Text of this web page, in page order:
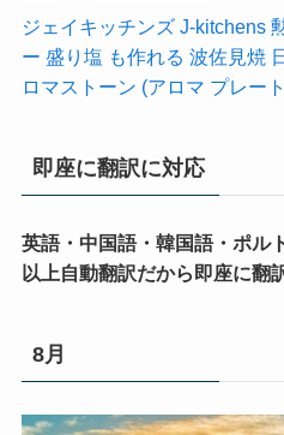
ジェイキッチンズ J-kitchens
ー 盛り塩 も作れる 波佐見焼
ロマストーン (アロマ プレー
即座に翻訳に対応
英語・中国語・韓国語・ポル
以上自動翻訳だから即座に翻
8月